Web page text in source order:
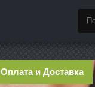
Оплата и Доставка